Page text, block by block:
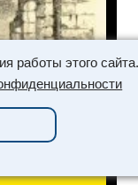
работы этого сайта.